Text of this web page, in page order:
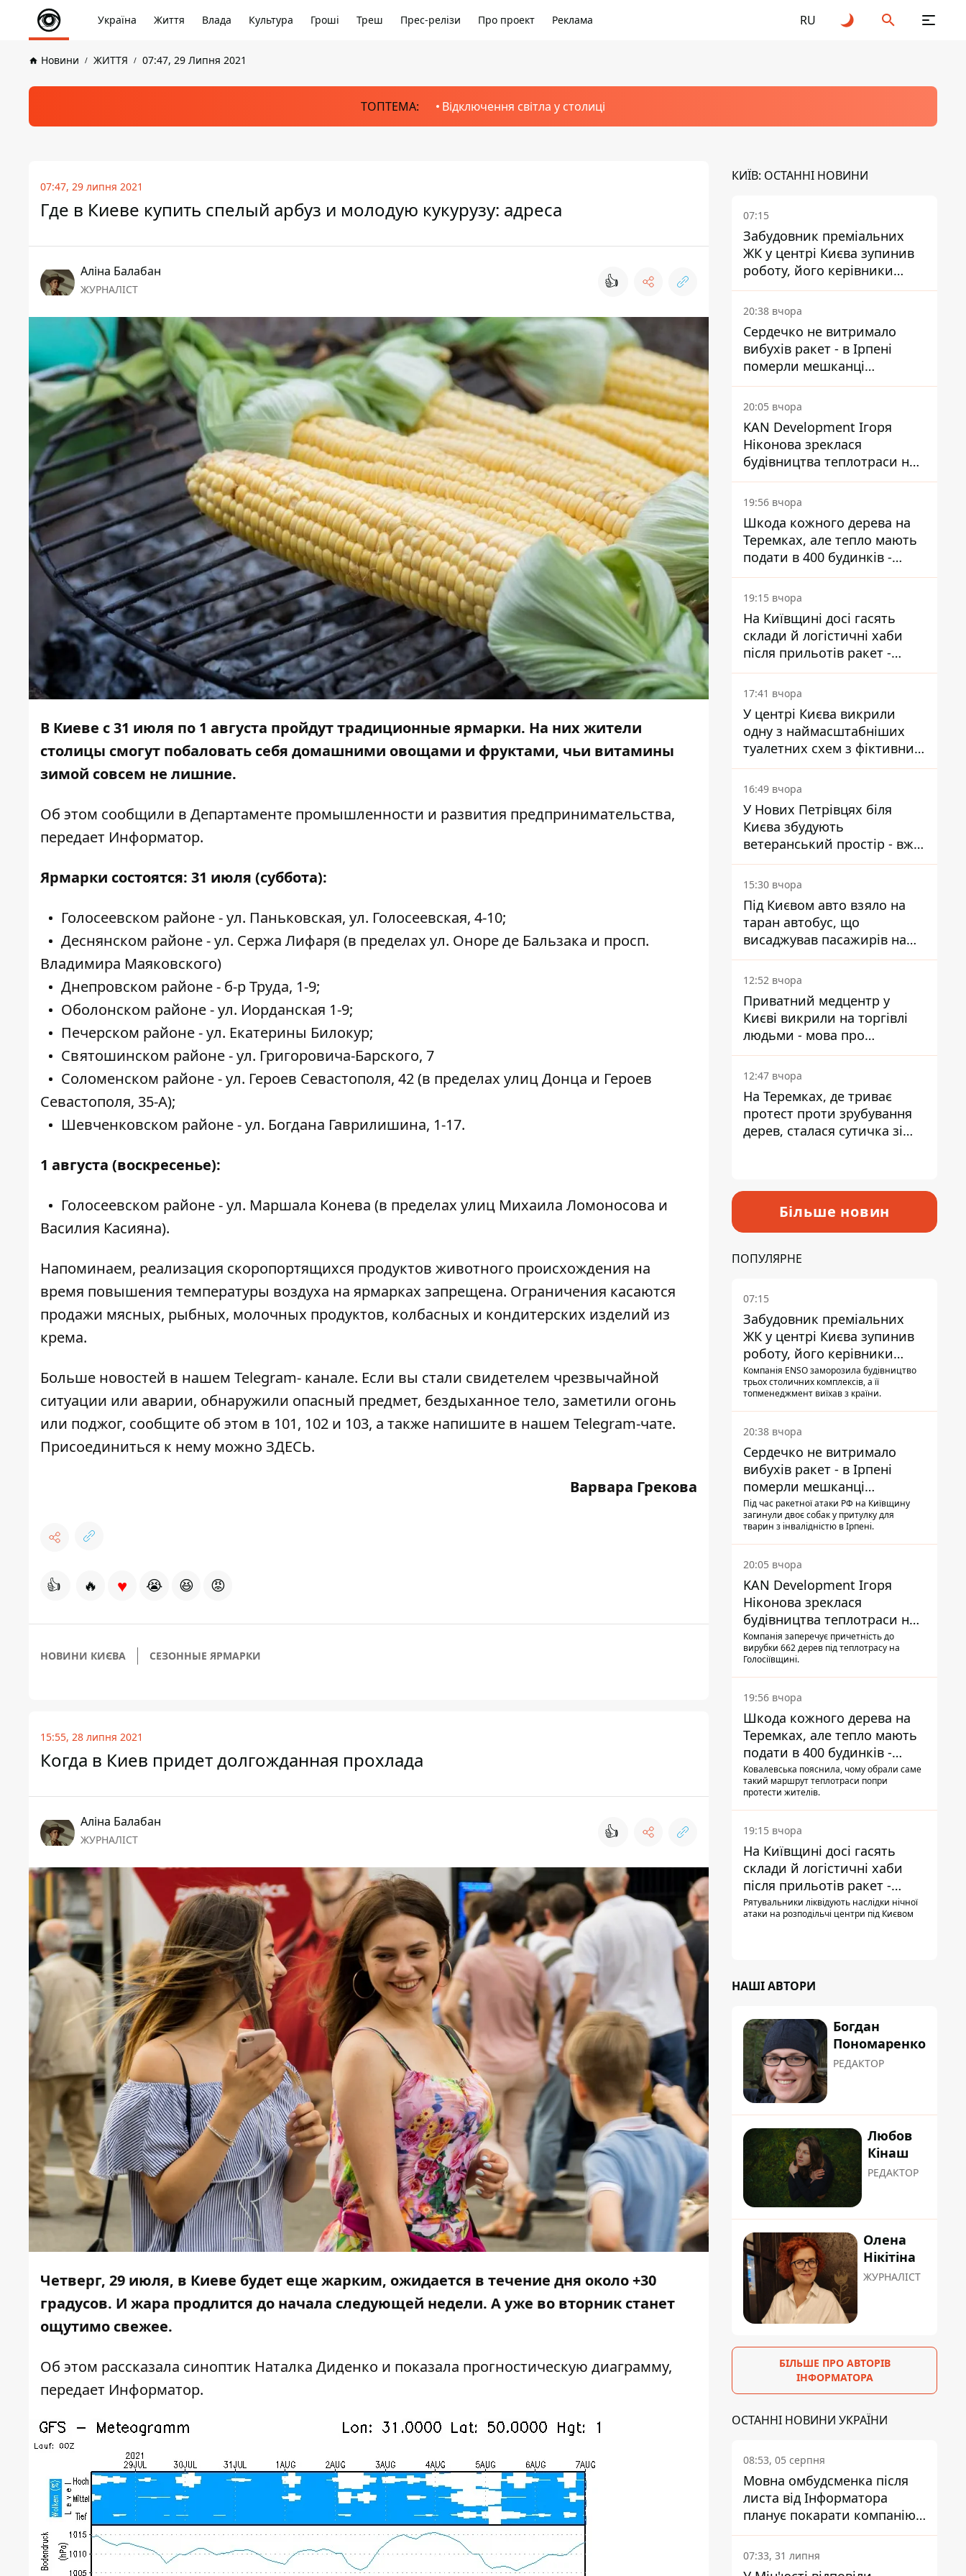
Україна Життя Влада Культура Гроші Треш Прес-релізи Про проект Реклама RU
Новини ЖИТТЯ 07:47, 29 Липня 2021
ТОПТЕМА: Відключення світла у столиці
07:47, 29 липня 2021
Где в Киеве купить спелый арбуз и молодую кукурузу: адреса
Аліна Балабан
ЖУРНАЛІСТ 👍
В Киеве с 31 июля по 1 августа пройдут традиционные ярмарки. На них жители
столицы смогут побаловать себя домашними овощами и фруктами, чьи витамины
зимой совсем не лишние.
Об этом сообщили в Департаменте промышленности и развития предпринимательства,
передает Информатор.
Ярмарки состоятся: 31 июля (суббота):
Голосеевском районе - ул. Паньковская, ул. Голосеевская, 4-10;
Деснянском районе - ул. Сержа Лифаря (в пределах ул. Оноре де Бальзака и просп.
Владимира Маяковского)
Днепровском районе - б-р Труда, 1-9;
Оболонском районе - ул. Иорданская 1-9;
Печерском районе - ул. Екатерины Билокур;
Святошинском районе - ул. Григоровича-Барского, 7
Соломенском районе - ул. Героев Севастополя, 42 (в пределах улиц Донца и Героев
Севастополя, 35-А);
Шевченковском районе - ул. Богдана Гаврилишина, 1-17.
1 августа (воскресенье):
Голосеевском районе - ул. Маршала Конева (в пределах улиц Михаила Ломоносова и
Василия Касияна).
Напоминаем, реализация скоропортящихся продуктов животного происхождения на
время повышения температуры воздуха на ярмарках запрещена. Ограничения касаются
продажи мясных, рыбных, молочных продуктов, колбасных и кондитерских изделий из
крема.
Больше новостей в нашем Telegram- канале. Если вы стали свидетелем чрезвычайной
ситуации или аварии, обнаружили опасный предмет, бездыханное тело, заметили огонь
или поджог, сообщите об этом в 101, 102 и 103, а также напишите в нашем Telegram-чате.
Присоединиться к нему можно ЗДЕСЬ.
Варвара Грекова
👍 🔥 ♥ 😭 😆 😡
НОВИНИ КИЄВА СЕЗОННЫЕ ЯРМАРКИ
15:55, 28 липня 2021
Когда в Киев придет долгожданная прохлада
Аліна Балабан
ЖУРНАЛІСТ 👍
Четверг, 29 июля, в Киеве будет еще жарким, ожидается в течение дня около +30
градусов. И жара продлится до начала следующей недели. А уже во вторник станет
ощутимо свежее.
Об этом рассказала синоптик Наталка Диденко и показала прогностическую диаграмму,
передает Информатор.
КИЇВ: ОСТАННІ НОВИНИ
07:15
Забудовник преміальних
ЖК у центрі Києва зупинив
роботу, його керівники
втекли з України - Bihus.info
20:38 вчора
Сердечко не витримало
вибухів ракет - в Ірпені
померли мешканці
притулку для собак з
інвалідністю
20:05 вчора
KAN Development Ігоря
Ніконова зреклася
будівництва теплотраси на
Теремках
19:56 вчора
Шкода кожного дерева на
Теремках, але тепло мають
подати в 400 будинків -
депутатка Київради
19:15 вчора
На Київщині досі гасять
склади й логістичні хаби
після прильотів ракет -
ДСНС
17:41 вчора
У центрі Києва викрили
одну з наймасштабніших
туалетних схем з фіктивним
будинком
16:49 вчора
У Нових Петрівцях біля
Києва збудують
ветеранський простір - вже
знайшли проєктанта
15:30 вчора
Під Києвом авто взяло на
таран автобус, що
висаджував пасажирів на
зупинці - пасажирка в
лікарні
12:52 вчора
Приватний медцентр у
Києві викрили на торгівлі
людьми - мова про
сурогатне материнство
12:47 вчора
На Теремках, де триває
протест проти зрубування
дерев, сталася сутичка зі
Більше новин
ПОПУЛЯРНЕ
07:15
Забудовник преміальних
ЖК у центрі Києва зупинив
роботу, його керівники
втекли з України - Bihus.info
Компанія ENSO заморозила будівництво
трьох столичних комплексів, а її
топменеджмент виїхав з країни.
20:38 вчора
Сердечко не витримало
вибухів ракет - в Ірпені
померли мешканці
притулку для собак з
інвалідністю
Під час ракетної атаки РФ на Київщину
загинули двоє собак у притулку для
тварин з інвалідністю в Ірпені.
20:05 вчора
KAN Development Ігоря
Ніконова зреклася
будівництва теплотраси на
Теремках
Компанія заперечує причетність до
вирубки 662 дерев під теплотрасу на
Голосіївщині.
19:56 вчора
Шкода кожного дерева на
Теремках, але тепло мають
подати в 400 будинків -
депутатка Київради
Ковалевська пояснила, чому обрали саме
такий маршрут теплотраси попри
протести жителів.
19:15 вчора
На Київщині досі гасять
склади й логістичні хаби
після прильотів ракет -
ДСНС
Рятувальники ліквідують наслідки нічної
атаки на розподільчі центри під Києвом
НАШІ АВТОРИ
Богдан
Пономаренко
РЕДАКТОР
Любов
Кінаш
РЕДАКТОР
Олена
Нікітіна
ЖУРНАЛІСТ
БІЛЬШЕ ПРО АВТОРІВ
ІНФОРМАТОРА
ОСТАННІ НОВИНИ УКРАЇНИ
08:53, 05 серпня
Мовна омбудсменка після
листа від Інформатора
планує покарати компанію-
підрядника ПриватБанку
07:33, 31 липня